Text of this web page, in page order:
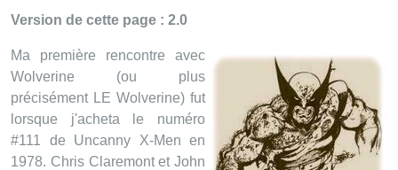
Version de cette page : 2.0
Ma première rencontre avec
Wolverine (ou plus
précisément LE Wolverine) fut
lorsque j'acheta le numéro
#111 de Uncanny X-Men en
1978. Chris Claremont et John